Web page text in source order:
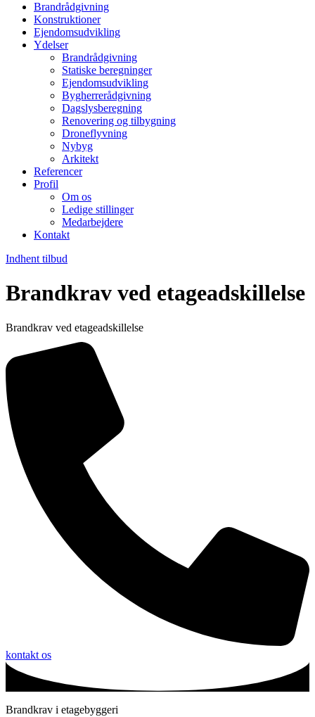
Brandrådgivning
Konstruktioner
Ejendomsudvikling
Ydelser
Brandrådgivning
Statiske beregninger
Ejendomsudvikling
Bygherrerådgivning
Dagslysberegning
Renovering og tilbygning
Droneflyvning
Nybyg
Arkitekt
Referencer
Profil
Om os
Ledige stillinger
Medarbejdere
Kontakt
Indhent tilbud
Brandkrav ved etageadskillelse
Brandkrav ved etageadskillelse
kontakt os
Brandkrav i etagebyggeri